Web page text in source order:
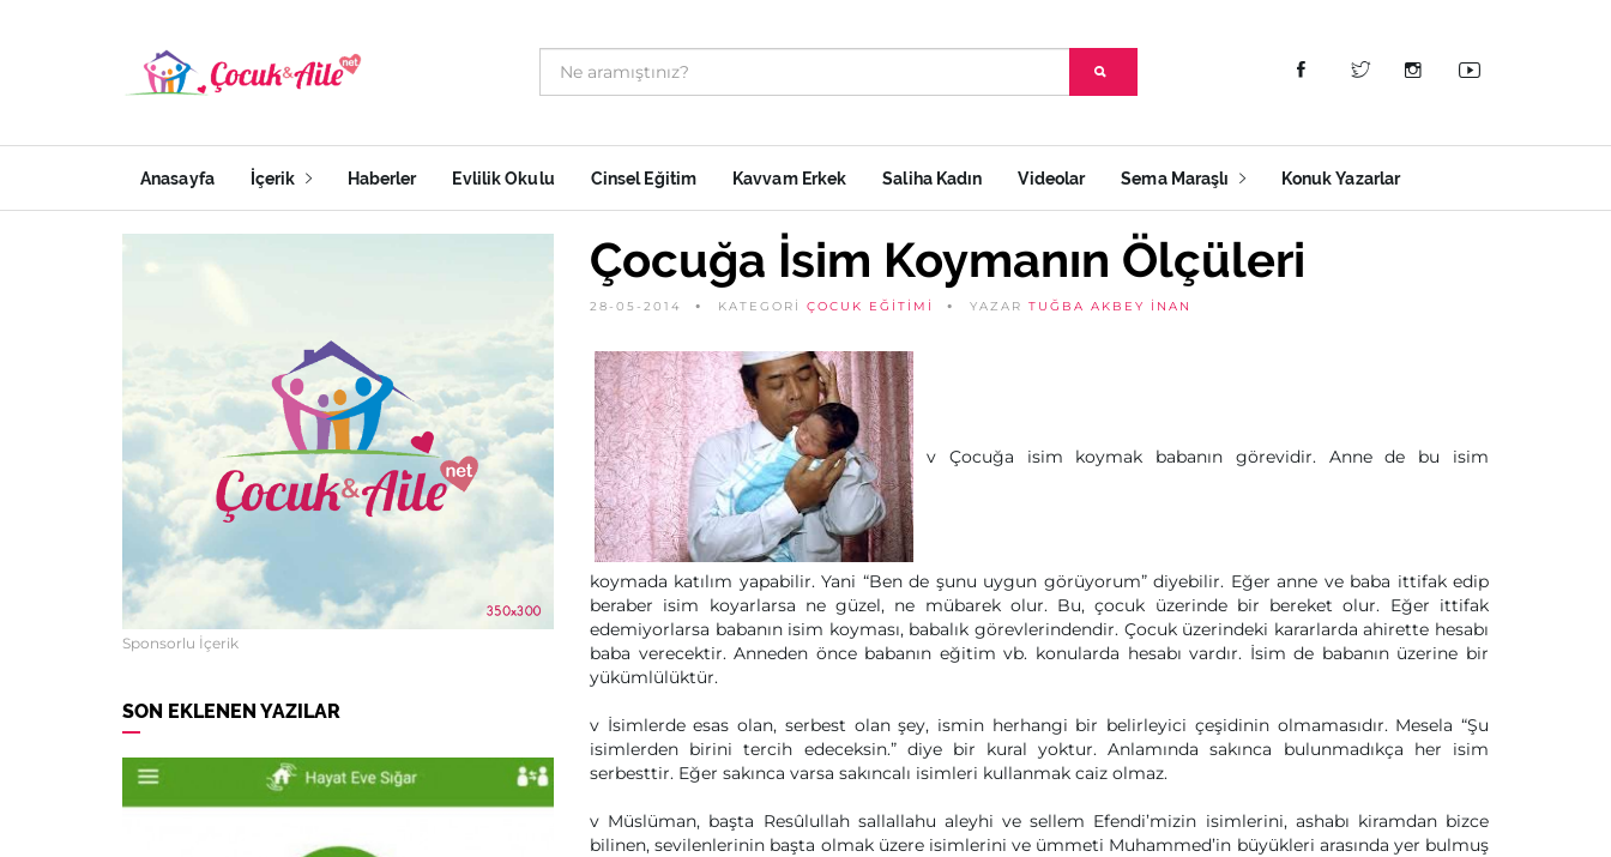
Anasayfa İçerik Haberler Evlilik Okulu Cinsel Eğitim Kavvam Erkek Saliha Kadın Videolar Sema Maraşlı Konuk Yazarlar
Sponsorlu İçerik
SON EKLENEN YAZILAR
Çocuğa İsim Koymanın Ölçüleri
28-05-2014 KATEGORİ ÇOCUK EĞITIMI YAZAR TUĞBA AKBEY İNAN
v Çocuğa isim koymak babanın görevidir. Anne de bu isim
koymada katılım yapabilir. Yani “Ben de şunu uygun görüyorum” diyebilir. Eğer anne ve baba ittifak edip
beraber isim koyarlarsa ne güzel, ne mübarek olur. Bu, çocuk üzerinde bir bereket olur. Eğer ittifak
edemiyorlarsa babanın isim koyması, babalık görevlerindendir. Çocuk üzerindeki kararlarda ahirette hesabı
baba verecektir. Anneden önce babanın eğitim vb. konularda hesabı vardır. İsim de babanın üzerine bir
yükümlülüktür.
v İsimlerde esas olan, serbest olan şey, ismin herhangi bir belirleyici çeşidinin olmamasıdır. Mesela “Şu
isimlerden birini tercih edeceksin.” diye bir kural yoktur. Anlamında sakınca bulunmadıkça her isim
serbesttir. Eğer sakınca varsa sakıncalı isimleri kullanmak caiz olmaz.
v Müslüman, başta Resûlullah sallallahu aleyhi ve sellem Efendi’mizin isimlerini, ashabı kiramdan bizce
bilinen, sevilenlerinin başta olmak üzere isimlerini ve ümmeti Muhammed’in büyükleri arasında yer bulmuş